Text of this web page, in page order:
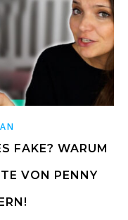
FAKE? WARUM
VON PENNY